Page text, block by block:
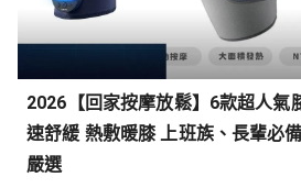
2026【回家按摩放鬆】6款超人氣
速舒緩 熱敷暖膝 上班族、長輩必
嚴選